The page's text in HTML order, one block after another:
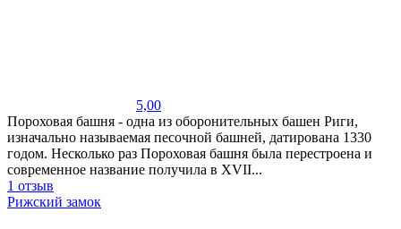
5,00
Пороховая башня - одна из оборонительных башен Риги,
изначально называемая песочной башней, датирована 1330
годом. Несколько раз Пороховая башня была перестроена и
современное название получила в XVII...
1 отзыв
Рижский замок